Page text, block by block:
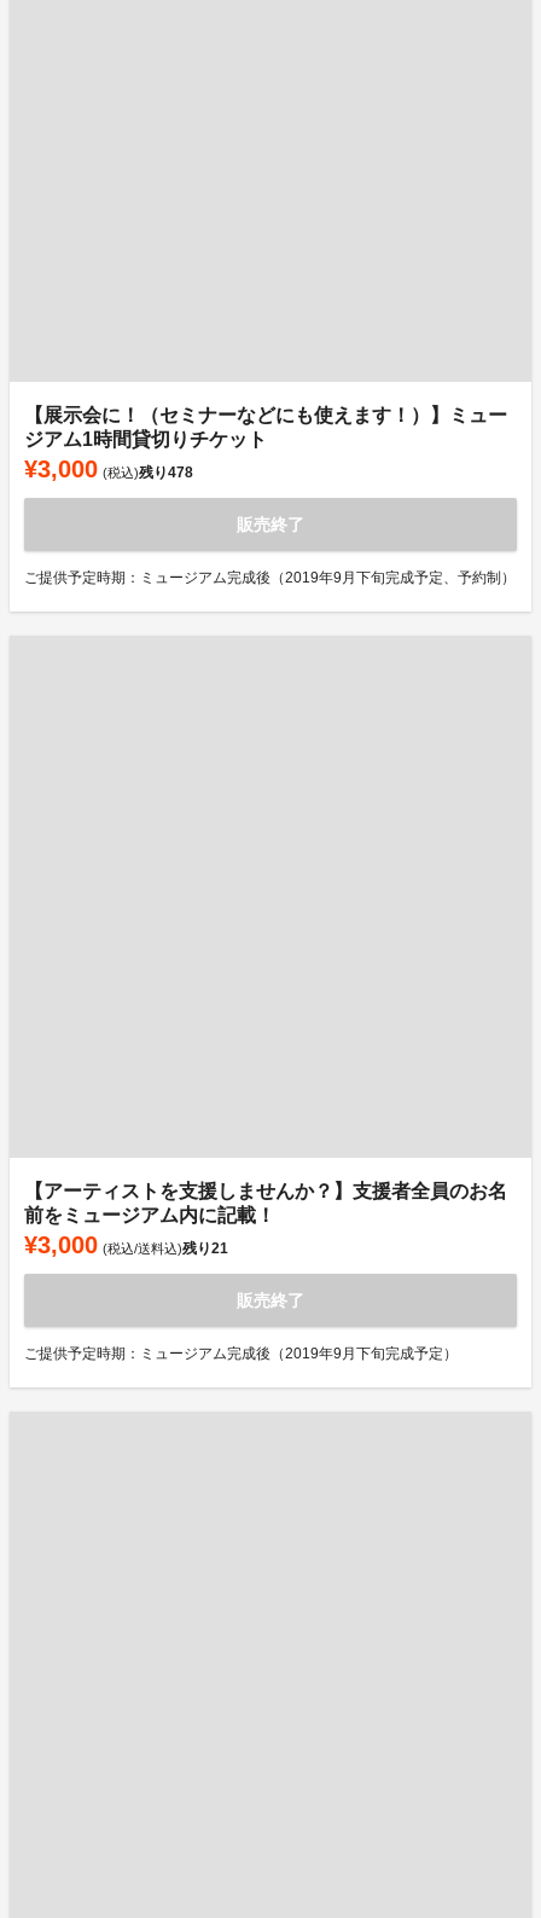
【展示会に！（セミナーなどにも使えます！）】ミュー
ジアム1時間貸切りチケット
¥3,000 (税込)残り478
販売終了
ご提供予定時期：ミュージアム完成後（2019年9月下旬完成予定、予約制）
【アーティストを支援しませんか？】支援者全員のお名
前をミュージアム内に記載！
¥3,000 (税込/送料込)残り21
販売終了
ご提供予定時期：ミュージアム完成後（2019年9月下旬完成予定）